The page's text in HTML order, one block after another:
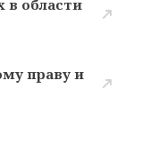
в области
праву и